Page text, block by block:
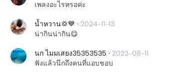
เพลงอะไรหรอค่ะ
นํ้าหวาน💢💙 · 2024-11-13
น่ากินน่ากิน😋
นก ไมมเสยง35353535 · 2023-08-11
ฟังแล้วนึกถึงคนที่แอบชอบ